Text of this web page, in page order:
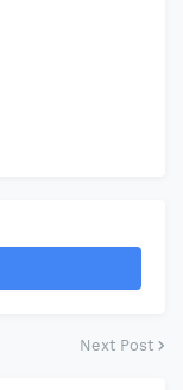
Next Post